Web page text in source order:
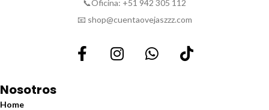
📞Oficina: +51 942 305 112
📧 shop@cuentaovejaszzz.com
Nosotros
Home